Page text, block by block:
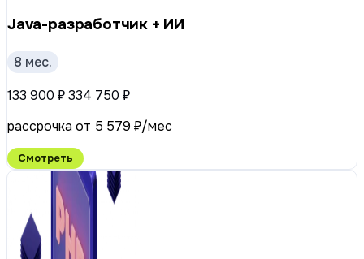
Java-разработчик + ИИ
8 мес.
133 900 ₽334 750 ₽
рассрочка от 5 579 ₽/мес
Смотреть